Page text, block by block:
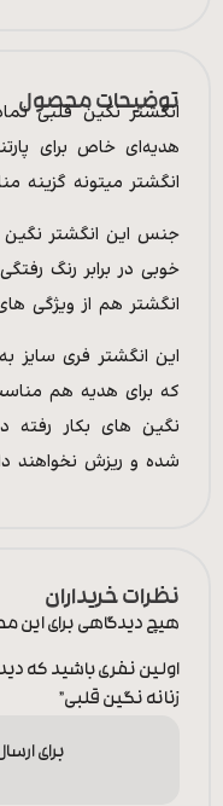
توضیحات محصول
انگشتر نگین قلبی
هدیه‌ای خاص برای
انگشتر میتونه گزینه
خوبی در برابر رنگ
انگشتر هم از ویژگی
این انگشتر فری
که برای هدیه هم
نگین های بکار رفته
شده و ریزش نخواهند
نظرات خریداران
هیچ دیدگاهی برای
اولین نفری باشید که
زنانه نگین قلبی”
برای